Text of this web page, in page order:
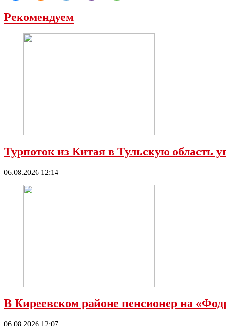
Рекомендуем
Турпоток из Китая в Тульскую область
06.08.2026 12:14
В Киреевском районе пенсионер на
06.08.2026 12:07